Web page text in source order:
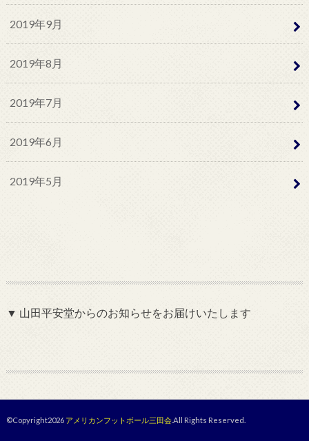
2019年9月
2019年8月
2019年7月
2019年6月
2019年5月
▼ 山田平安堂からのお知らせをお届けいたします
©Copyright2026 アメリカンフットボール三田会.All Rights Reserved.